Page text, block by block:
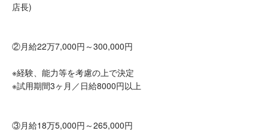
店長)
②月給22万7,000円～300,000円
※経験、能力等を考慮の上で決定
※試用期間3ヶ月／日給8000円以上
③月給18万5,000円～265,000円